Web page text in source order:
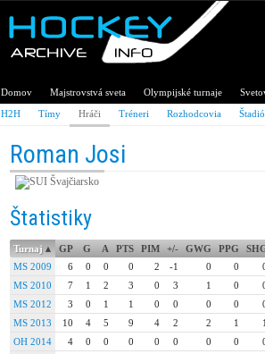
Domov Majstrovstvá sveta Olympijské turnaje
H2H
Tímy Hráči Tréneri Rozhodcovia
Roman Josi
Švajčiarsko
Štatistiky
Turnaj ▴ GP G A PTS PIM +/- GWG PPG
MS 2009 6 0 0 0 2 -1 0 0
MS 2010
7 1 2 3 0 3 1 0
MS 2012
3 0 1 1 0 0 0 0
MS 2013
10 4 5 9 4 2 2 1 1
OH 2014
4 0 0 0 0 0 0 0